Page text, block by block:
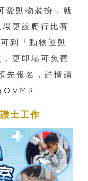
愛動物裝扮，就
更設爬行比賽
到「動物運動
更即場可免費
先報名，詳情請
士工作